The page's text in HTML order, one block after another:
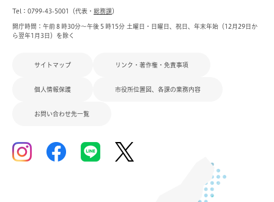
Tel：0799-43-5001（代表・ 総務課）
開庁時間：午前８時30分～午後５時15分 土曜日・日曜日、祝日、年末年始（12月29日か
ら翌年1月3日）を除く
サイトマップ リンク・著作権・免責事項
個人情報保護 市役所位置図、各課の業務内容
お問い合わせ先一覧